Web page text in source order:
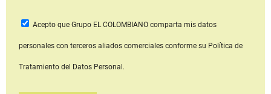
Acepto que Grupo EL COLOMBIANOcomparta mis datos
personales con terceros aliados comerciales conforme su Política de
Tratamiento del Datos Personal.